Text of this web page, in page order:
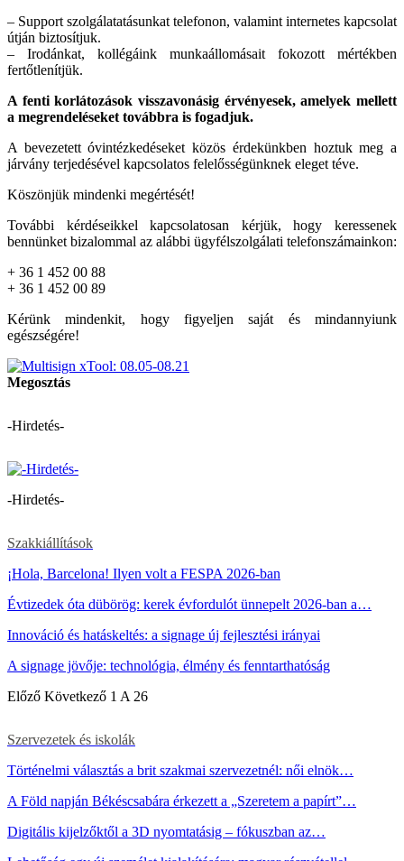
– Support szolgálatatásunkat telefonon, valamint internetes kapcsolat
útján biztosítjuk.
– Irodánkat, kollégáink munkaállomásait fokozott mértékben
fertőtlenítjük.
A fenti korlátozások visszavonásig érvényesek, amelyek mellett
a megrendeléseket továbbra is fogadjuk.
A bevezetett óvintézkedéseket közös érdekünkben hoztuk meg a
járvány terjedésével kapcsolatos felelősségünknek eleget téve.
Köszönjük mindenki megértését!
További kérdéseikkel kapcsolatosan kérjük, hogy keressenek
bennünket bizalommal az alábbi ügyfélszolgálati telefonszámainkon:
+ 36 1 452 00 88
+ 36 1 452 00 89
Kérünk mindenkit, hogy figyeljen saját és mindannyiunk
egészségére!
Megosztás
-Hirdetés-
-Hirdetés-
Szakkiállítások
¡Hola, Barcelona! Ilyen volt a FESPA 2026-ban
Évtizedek óta dübörög: kerek évfordulót ünnepelt 2026-ban a…
Innováció és hatáskeltés: a signage új fejlesztési irányai
A signage jövője: technológia, élmény és fenntarthatóság
Előző Következő 1 A 26
Szervezetek és iskolák
Történelmi választás a brit szakmai szervezetnél: női elnök…
A Föld napján Békéscsabára érkezett a „Szeretem a papírt”…
Digitális kijelzőktől a 3D nyomtatásig – fókuszban az…